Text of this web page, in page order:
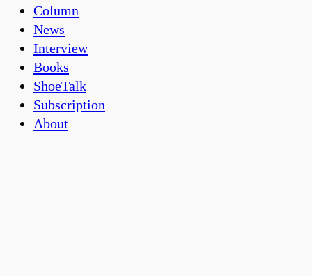
Column
News
Interview
Books
ShoeTalk
Subscription
About